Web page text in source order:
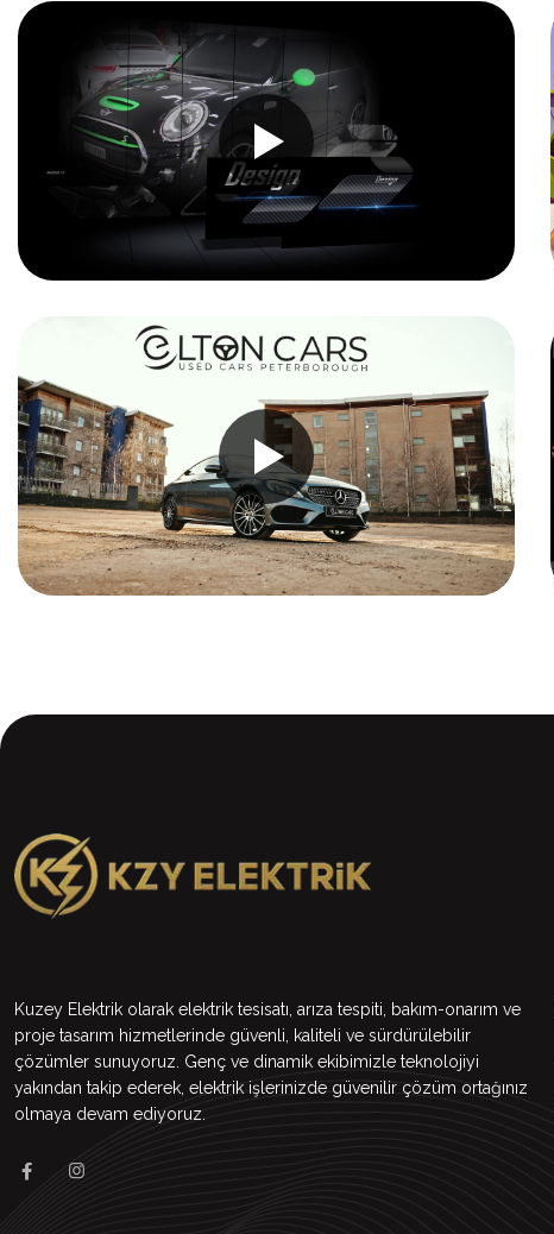
Kuzey Elektrik olarak elektrik tesisatı, arıza tespiti, bakım-onarım ve
proje tasarım hizmetlerinde güvenli, kaliteli ve sürdürülebilir
çözümler sunuyoruz. Genç ve dinamik ekibimizle teknolojiyi
yakından takip ederek, elektrik işlerinizde güvenilir çözüm ortağınız
olmaya devam ediyoruz.